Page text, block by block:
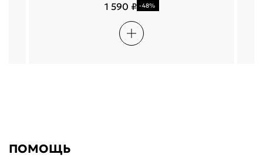
1 590 ₽ -48%
ПОМОЩЬ